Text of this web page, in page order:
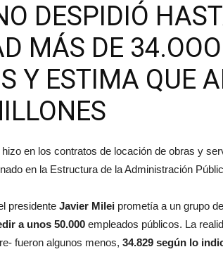
DESPIDIÓ
MÁS DE 34.OOO
Y ESTIMA QUE
en los contratos de locación de obras y
en la Estructura de la Administración
presidente Javier Milei prometía a un grupo
a unos 50.000 empleados públicos. La
fueron algunos menos, 34.829 según lo